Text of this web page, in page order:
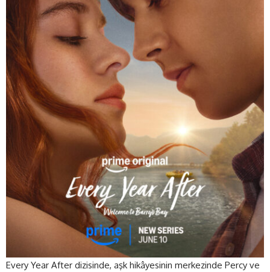
Every Year After dizisinde, aşk hikâyesinin merkezinde Percy ve